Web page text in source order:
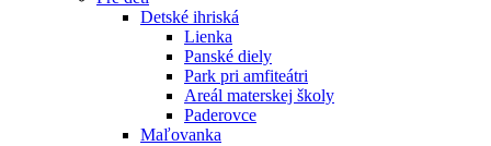
Detské ihriská
Lienka
Panské diely
Park pri amfiteátri
Areál materskej školy
Paderovce
Maľovanka